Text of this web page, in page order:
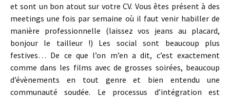
et sont un bon atout sur votre CV. Vous êtes présent à des
meetings une fois par semaine où il faut venir habiller de
manière professionnelle (laissez vos jeans au placard,
bonjour le tailleur !) Les social sont beaucoup plus
festives… De ce que l’on m’en a dit, c’est exactement
comme dans les films avec de grosses soirées, beaucoup
d’évènements en tout genre et bien entendu une
communauté soudée. Le processus d’intégration est